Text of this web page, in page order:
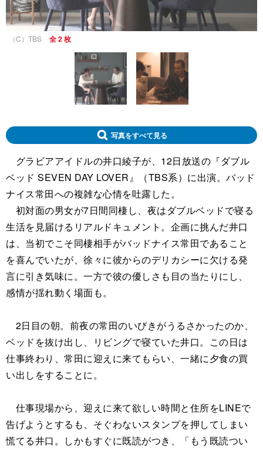
（C）TBS 全 2 枚
写真をすべて見る
グラビアアイドルの井口綾子が、12日放送の『ダブル
ベッド SEVEN DAY LOVER』（TBS系）に出演。バッド
ナイス常田への複雑な心情を吐露した。
初対面の男女が7日間同棲し、夜はダブルベッドで寝る
生活を見届けるリアルドキュメント。企画に挑んだ井口
は、当初でこそ同棲相手がバッドナイス常田であること
を喜んでいたが、徐々に彼からのデリカシーに欠ける発
言に引き気味に。一方で彼の優しさも目の当たりにし、
感情が揺れ動く場面も。
2日目の朝。前夜の常田のいびきがうるさかったのか、
ベッドを抜け出し、リビングで寝ていた井口。この日は
仕事終わり、常田に迎えに来てもらい、一緒に夕食の買
い出しをすることに。
仕事現場から、迎えに来て欲しい時間と住所をLINEで
告げようとするも、そぐわないスタンプを押してしまい
慌てる井口。しかもすぐに既読がつき、「もう既読つい